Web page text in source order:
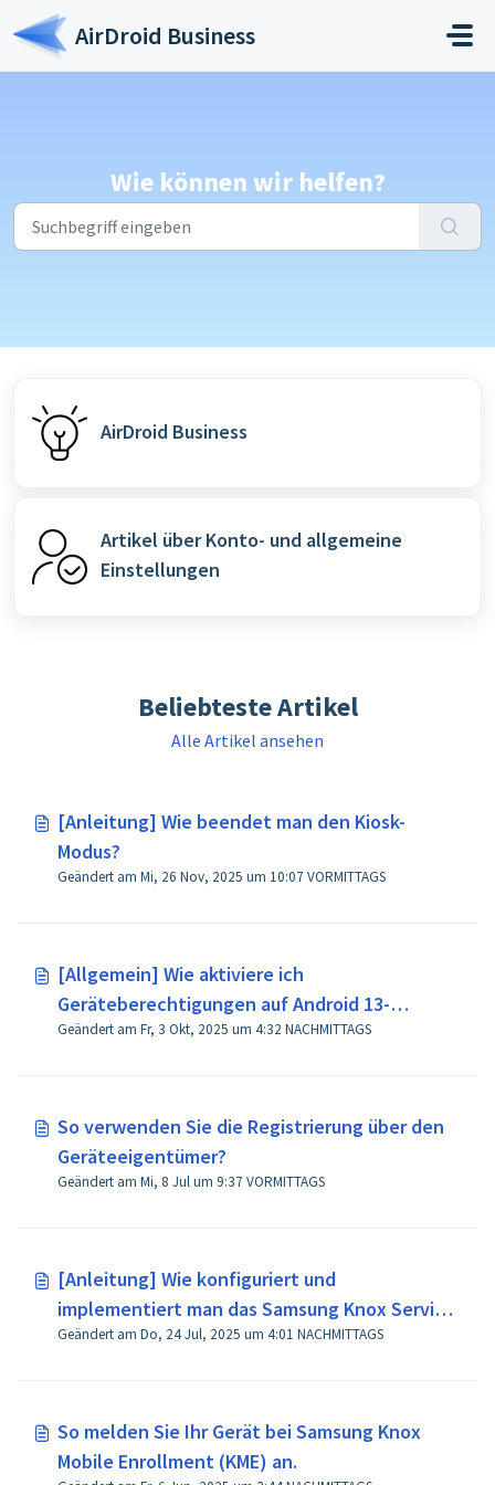
Zum hauptsächlichen Inhalt gehen
AirDroid Business
Wie können wir helfen?
AirDroid Business
Artikel über Konto- und allgemeine
Einstellungen
Beliebteste Artikel
Alle Artikel ansehen
[Anleitung] Wie beendet man den Kiosk-
Modus?
Geändert am Mi, 26 Nov, 2025 um 10:07 VORMITTAGS
[Allgemein] Wie aktiviere ich
Geräteberechtigungen auf Android 13-
Geräten oder höher?
Geändert am Fr, 3 Okt, 2025 um 4:32 NACHMITTAGS
So verwenden Sie die Registrierung über den
Geräteeigentümer?
Geändert am Mi, 8 Jul um 9:37 VORMITTAGS
[Anleitung] Wie konfiguriert und
implementiert man das Samsung Knox Service
Plugin (KSP) für Samsung-Geräte?
Geändert am Do, 24 Jul, 2025 um 4:01 NACHMITTAGS
So melden Sie Ihr Gerät bei Samsung Knox
Mobile Enrollment (KME) an.